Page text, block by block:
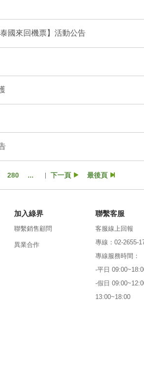
國來回機票】活動公告
280 ... 下一頁 最後頁
加入綠界
聯繫銷售顧問
異業合作
聯繫客服
客服線上回報
專線：02-2655-
專線服務時間：
-平日
-假日
13:00~18:00